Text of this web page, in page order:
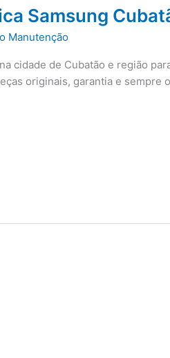
Samsung
Manutenção
cidade de Cubatão e região
originais, garantia e sempre